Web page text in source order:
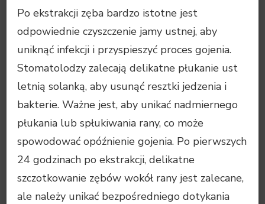
Po ekstrakcji zęba bardzo istotne jest
odpowiednie czyszczenie jamy ustnej, aby
uniknąć infekcji i przyspieszyć proces gojenia.
Stomatolodzy zalecają delikatne płukanie ust
letnią solanką, aby usunąć resztki jedzenia i
bakterie. Ważne jest, aby unikać nadmiernego
płukania lub spłukiwania rany, co może
spowodować opóźnienie gojenia. Po pierwszych
24 godzinach po ekstrakcji, delikatne
szczotkowanie zębów wokół rany jest zalecane,
ale należy unikać bezpośredniego dotykania